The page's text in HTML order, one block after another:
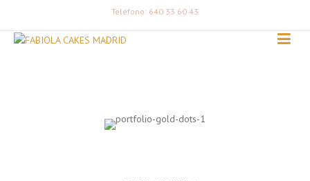
Teléfono: 640 33 60 43